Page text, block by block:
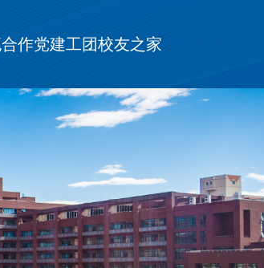
作党建工团校友之家